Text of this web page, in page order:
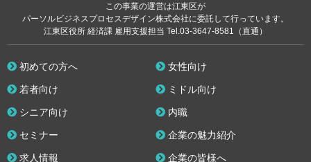
この事業の運営は江東区が
パーソルビジネスプロセスデザイン株式会社に委託して行っています。
江東区役所 経済課 雇用支援担当 Tel.03-3647-8581（直通）
初めての方へ 女性向け
若者向け ミドル向け
シニア向け 内職
セミナー 企業の魅力紹介
求人情報 企業の皆様へ